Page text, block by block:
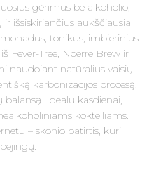
gėrimus be alkoholio,
išsiskiriančius aukščiausia
tonikus, imbierinius
Fever-Tree, Noerre Brew ir
naudojant natūralius vaisių
karbonizacijos procesą,
Idealu kasdienai,
kokteiliams.
– skonio patirtis, kuri